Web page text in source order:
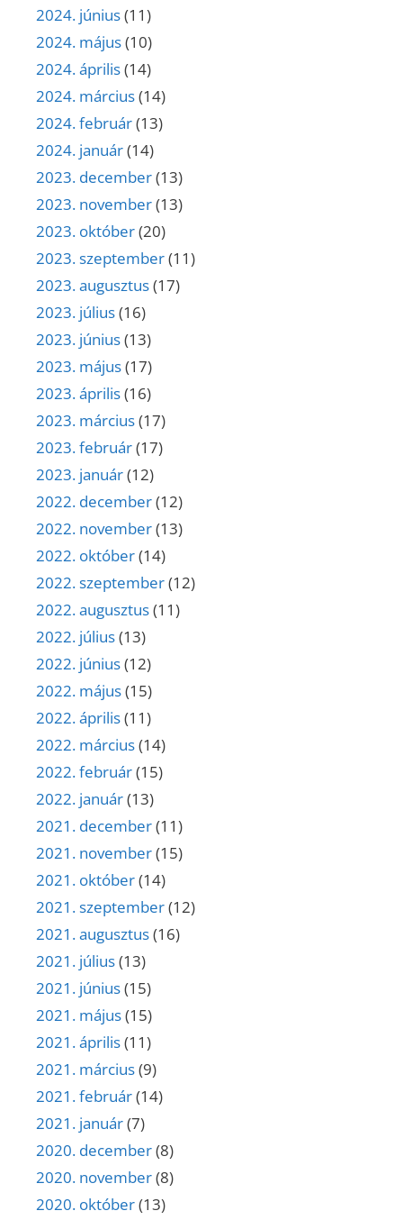
2024. június(11)
2024. május(10)
2024. április(14)
2024. március(14)
2024. február(13)
2024. január(14)
2023. december(13)
2023. november(13)
2023. október(20)
2023. szeptember(11)
2023. augusztus(17)
2023. július(16)
2023. június(13)
2023. május(17)
2023. április(16)
2023. március(17)
2023. február(17)
2023. január(12)
2022. december(12)
2022. november(13)
2022. október(14)
2022. szeptember(12)
2022. augusztus(11)
2022. július(13)
2022. június(12)
2022. május(15)
2022. április(11)
2022. március(14)
2022. február(15)
2022. január(13)
2021. december(11)
2021. november(15)
2021. október(14)
2021. szeptember(12)
2021. augusztus(16)
2021. július(13)
2021. június(15)
2021. május(15)
2021. április(11)
2021. március(9)
2021. február(14)
2021. január(7)
2020. december(8)
2020. november(8)
2020. október(13)